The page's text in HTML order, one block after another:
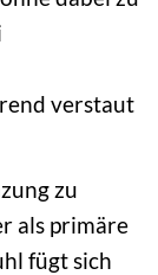
verstaut
zu
als primäre
fügt sich